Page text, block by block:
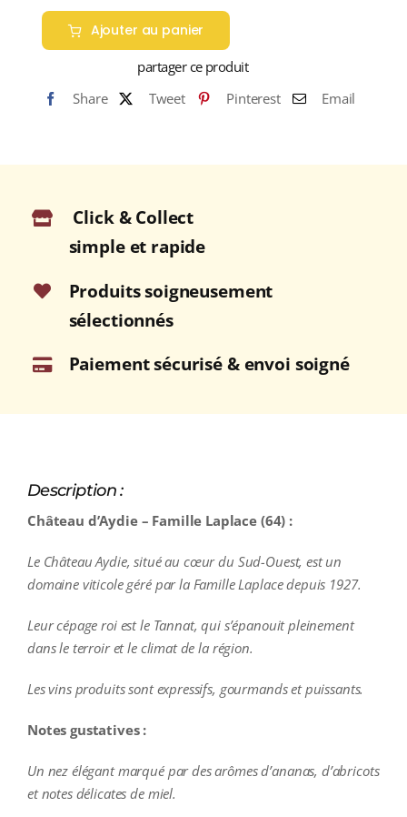
de
Famille
Laplace
"Château
Aydie"
DU
BIHL
Blanc
moelleux
2019
50cl
Ajouter au panier
partager ce produit
Share
Tweet Pinterest Email
Click & Collect
simple et rapide
Produits soigneusement
sélectionnés
Paiement sécurisé & envoi soigné
Description :
Château d’Aydie – Famille Laplace (64) :
Le Château Aydie, situé au cœur du Sud-Ouest, est un
domaine viticole géré par la Famille Laplace depuis 1927.
Leur cépage roi est le Tannat, qui s’épanouit pleinement
dans le terroir et le climat de la région.
Les vins produits sont expressifs, gourmands et puissants.
Notes gustatives :
Un nez élégant marqué par des arômes d’ananas, d’abricots
et notes délicates de miel.